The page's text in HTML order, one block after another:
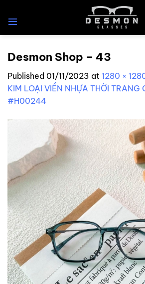
Desmon Shop – 43
Published 01/11/2023 at 1280 ×
KIM LOẠI VIỀN NHỰA THỜI TRANG
#H00244